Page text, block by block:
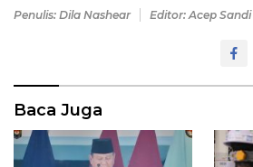
Penulis: Dila Nashear Editor: Acep Sandi
Baca Juga